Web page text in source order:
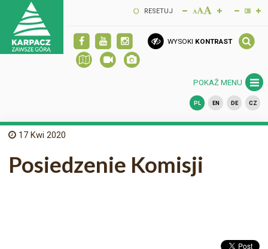
RESETUJ
WYSOKI KONTRAST
POKAŻ MENU
PL EN DE CZ
17 Kwi 2020
Posiedzenie Komisji